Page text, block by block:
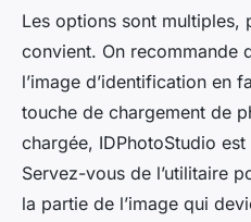
Les options sont multiples,
convient. On recommande
l’image d’identification en
touche de chargement de
chargée, IDPhotoStudio
Servez-vous de l’utilitaire
la partie de l’image qui